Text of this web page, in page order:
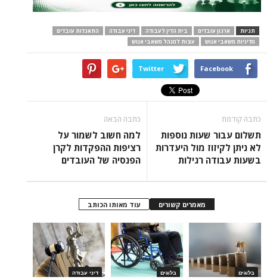
תגיות ארגון עובדים בית הדין לעבודה דיני עבודה
התאגדות עובדים
מדיניות משאבי אנוש
עצות למנהל משאבי אנוש
Facebook
Twitter
כתבה קודמת
תשלום עבור שעות נוספות
לא ניתן לקיזוז מול היעדרות
בשעות עבודה רגילות
כתבה הבאה
למה חשוב לשמור על
רציפות ההפקדות לקרן
הפנסיה של העובדים
מאמרים קשורים עוד מאותו הכותב
דיני עבודה בלוגים בלוגים